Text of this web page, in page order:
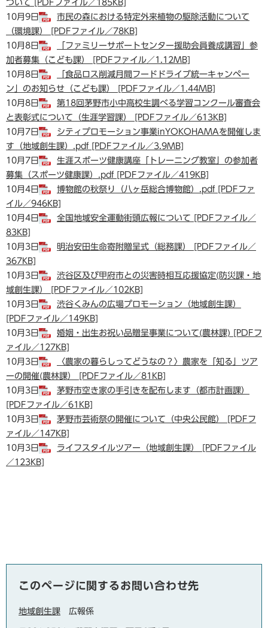
ついて [PDFファイル／185KB]
10月9日
市民の森における特定外来植物の駆除活動について
（環境課） [PDFファイル／78KB]
10月8日
「ファミリーサポートセンター援助会員養成講習」参
加者募集（こども課） [PDFファイル／1.12MB]
10月8日
「食品ロス削減月間フードドライブ統一キャンペー
ン」のお知らせ（こども課） [PDFファイル／1.44MB]
10月8日
第18回茅野市小中高校生調べる学習コンクール審査会
と表彰式について（生涯学習課） [PDFファイル／613KB]
10月7日
シティプロモーション事業inYOKOHAMAを開催しま
す（地域創生課）.pdf [PDFファイル／3.9MB]
10月7日
生涯スポーツ健康講座「トレーニング教室」の参加者
募集（スポーツ健康課）.pdf [PDFファイル／419KB]
10月4日
博物館の秋祭り（八ヶ岳総合博物館）.pdf [PDFファ
イル／946KB]
10月4日
全国地域安全運動街頭広報について [PDFファイル／
83KB]
10月3日
明治安田生命寄附贈呈式（総務課） [PDFファイル／
367KB]
10月3日
渋谷区及び甲府市との災害時相互応援協定(防災課・地
域創生課） [PDFファイル／102KB]
10月3日
渋谷くみんの広場プロモーション（地域創生課）
[PDFファイル／149KB]
10月3日
婚姻・出生お祝い品贈呈事業について(農林課) [PDFフ
ァイル／127KB]
10月3日
〈農家の暮らしってどうなの？〉農家を「知る」ツア
ーの開催(農林課） [PDFファイル／81KB]
10月3日
茅野市空き家の手引きを配布します（都市計画課）
[PDFファイル／61KB]
10月3日
茅野市芸術祭の開催について（中央公民館） [PDFフ
ァイル／147KB]
10月3日
ライフスタイルツアー（地域創生課） [PDFファイル
／123KB]
このページに関するお問い合わせ先
地域創生課 広報係